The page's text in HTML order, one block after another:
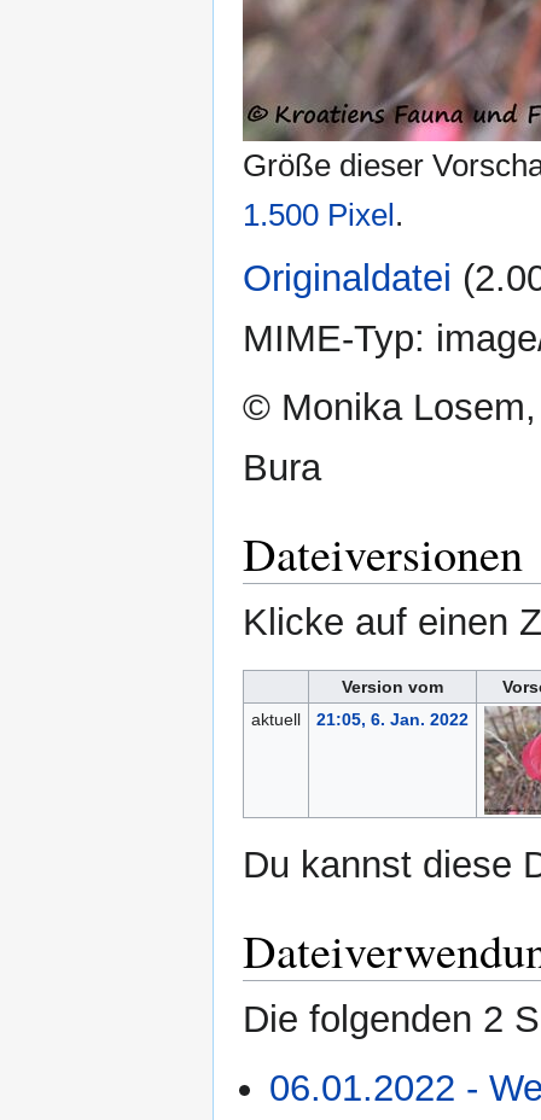
Größe dieser
1.500 Pixel.
Originaldatei
MIME-Typ:
© Monika
Bura
Dateiversionen
Klicke auf einen
Version vom
aktuell
21:05, 6. Jan. 2022
Du kannst diese
Die folgenden 2
06.01.2022 -